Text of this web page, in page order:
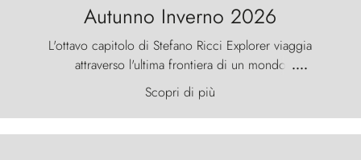
Autunno Inverno 2026
L'ottavo capitolo di Stefano Ricci Explorer viaggia
attraverso l'ultima frontiera di un mondo
primordiale, dove il vento scolpisce la natura con
furia ancestrale e le Torres del Paine sfidano il
cielo come sentinelle di pietra.
....
Scopri di più